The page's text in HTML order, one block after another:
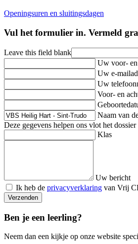
Openingsuren en sluitingsdagen
Vul het formulier in. Vermeld
Leave this field blank
Uw voor- en
Uw e-
Uw
Voor- en
Naam van
Deze gegevens helpen ons vlot het
Klas
Uw bericht
Ik heb de privacyverklaring van Vrij
Verzenden
Ben je een leerling?
Neem dan een kijkje op onze website